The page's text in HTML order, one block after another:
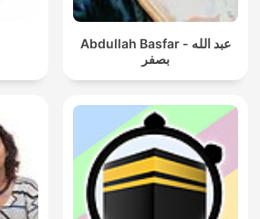
Abdullah Basfar - عبد الله
بصفر